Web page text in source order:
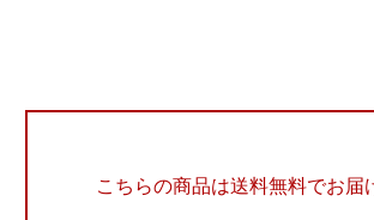
こちらの商品は送料無料でお届